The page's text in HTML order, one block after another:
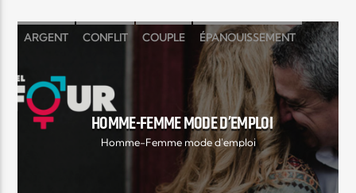
ARGENT CONFLIT COUPLE ÉPANOUISSEMENT
HOMME MARIAGE
PROBLÈME RACHEL DUFOUR SEXE SÉXUALITÉ
HOMME-FEMME MODE D’EMPLOI
Homme-Femme mode d'emploi